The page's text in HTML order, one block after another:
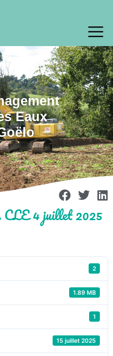
Eaux
CLE 4 juillet 2025
2
1.89 MB
1
15 juillet 2025